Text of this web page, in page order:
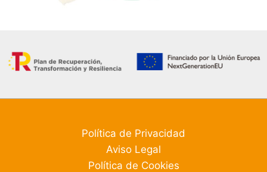
Política de Privacidad
Aviso Legal
Política de Cookies